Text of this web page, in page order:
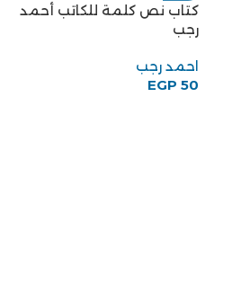
كتاب نص كلمة للكاتب أحمد
رجب
احمد رجب
EGP 50